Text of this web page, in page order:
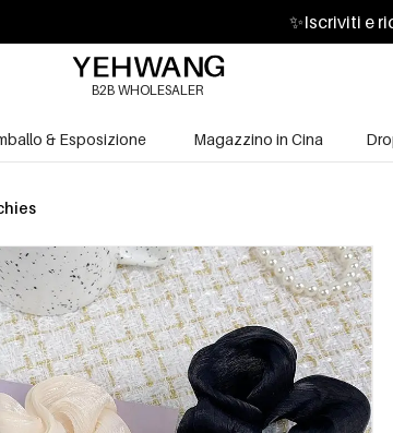
✨Iscriviti e
B2B WHOLESALER
& Esposizione Magazzino in Cina